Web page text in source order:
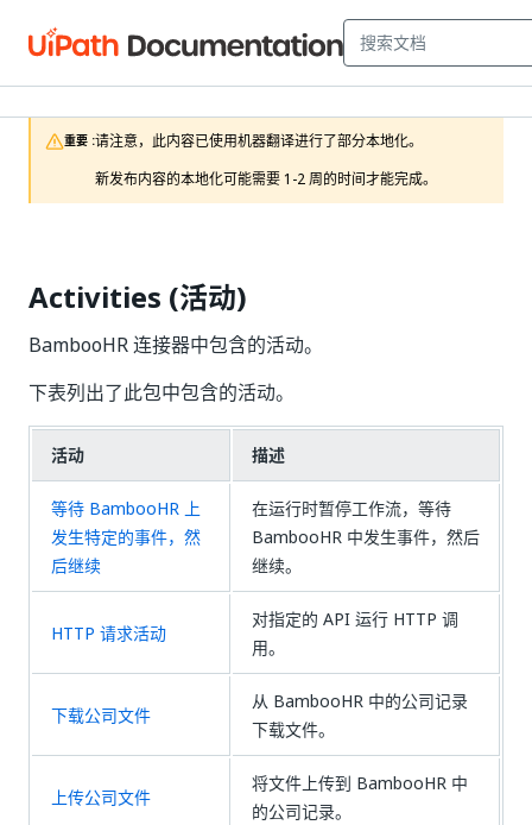
重要 :请注意，此内容已使用机器翻译进行了部分本地化。
新发布内容的本地化可能需要 1-2 周的时间才能完成。
Activities (活动)
BambooHR 连接器中包含的活动。
下表列出了此包中包含的活动。
活动 描述
等待 BambooHR 上
发生特定的事件，然
后继续
在运行时暂停工作流，等待
BambooHR 中发生事件，然后
继续。
HTTP 请求活动
对指定的 API 运行 HTTP 调
用。
下载公司文件
从 BambooHR 中的公司记录
下载文件。
上传公司文件
将文件上传到 BambooHR 中
的公司记录。